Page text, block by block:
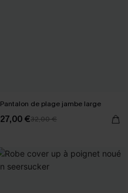
Pantalon de plage jambe large
27,00 €32,00 €